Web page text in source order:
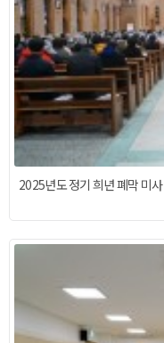
2025년도 정기 희년 폐막 미사